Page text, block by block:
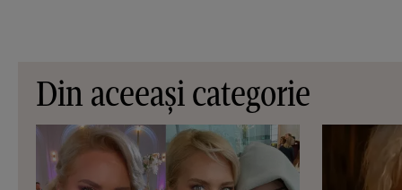
Din aceeași categorie